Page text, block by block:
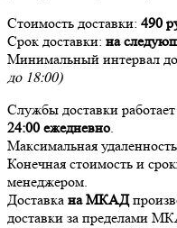
Стоимость доставки: 490
Срок доставки: на
Минимальный интервал
до 18:00)
Службы доставки
24:00 ежедневно.
Максимальная
Конечная стоимость и
менеджером.
Доставка на МКАД
доставки за пределами